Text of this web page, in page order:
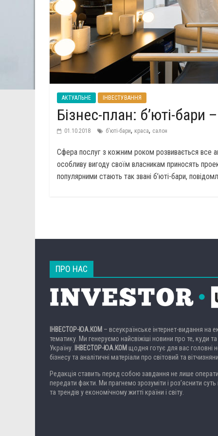
АКТУАЛЬНЕ ІНВЕСТУВАННЯ
Бізнес-план: б’юті-бари
01.10.2018 б'юті-бари, краса, салон
Сфера послуг з кожним роком розвивається все
особливу вигоду своїм власникам приносять
популярними стають так звані б’юті-бари,
ПРО НАС
ІНВЕСТОР-ЮА.КОМ – всеукраїнське інтернет-видання на
тематику. Ми генеруємо найсвіжіші новини про те, куди та
Україну.
ІНВЕСТОР-ЮА.КОМ щодня готує для вас головні
бізнесу та аналітичні матеріали про світовий та
Редакція ставить перед собою завдання не лише
передати факти. Ми прагнемо зрозуміти і роз’яснити суть
та трендів у економічному житті країни і світу.